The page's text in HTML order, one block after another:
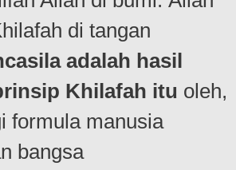
di tangan
adalah hasil
Khilafah itu oleh,
formula manusia
bangsa